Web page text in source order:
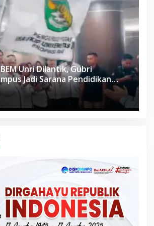
BEM Unri Dilantik, Gubri
Jadi Sarana Pendidikan